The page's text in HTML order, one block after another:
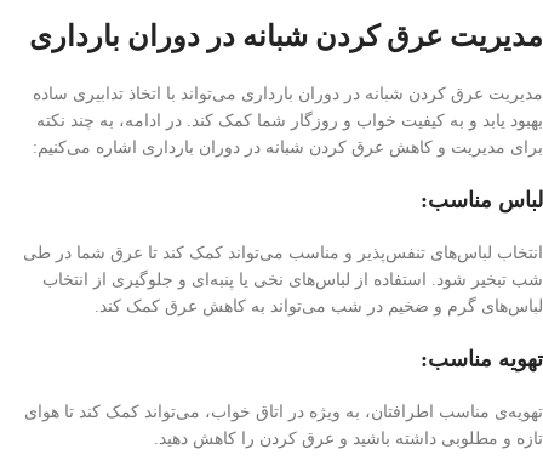
مدیریت عرق کردن شبانه در دوران بارداری
مدیریت عرق کردن شبانه در دوران بارداری می‌تواند با اتخاذ تدابیری ساده
بهبود یابد و به کیفیت خواب و روزگار شما کمک کند. در ادامه، به چند نکته
برای مدیریت و کاهش عرق کردن شبانه در دوران بارداری اشاره می‌کنیم:
لباس مناسب:
انتخاب لباس‌های تنفس‌پذیر و مناسب می‌تواند کمک کند تا عرق شما در طی
شب تبخیر شود. استفاده از لباس‌های نخی یا پنبه‌ای و جلوگیری از انتخاب
لباس‌های گرم و ضخیم در شب می‌تواند به کاهش عرق کمک کند.
تهویه مناسب:
تهویه‌ی مناسب اطرافتان، به ویژه در اتاق خواب، می‌تواند کمک کند تا هوای
تازه و مطلوبی داشته باشید و عرق کردن را کاهش دهید.